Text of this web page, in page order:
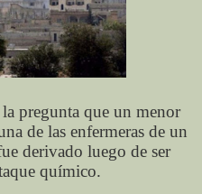
pregunta que un menor
de las enfermeras de un
derivado luego de ser
químico.